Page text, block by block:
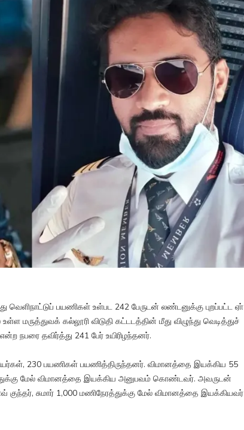
வெளிநாட்டுப் பயணிகள் உள்பட 242 பேருடன் லண்டனுக்கு புறப்பட்ட ஏா்
மருத்துவக் கல்லூரி விடுதி கட்டடத்தின் மீது விழுந்து வெடித்துச்
நபரை தவிர்த்து 241 பேர் உயிரிழந்தனர்.
230 பயணிகள் பயணித்திருந்தனர். விமானத்தை இயக்கிய 55
மேல் விமானத்தை இயக்கிய அனுபவம் கொண்டவர். அவருடன்
சுமார் 1,000 மணிநேரத்துக்கு மேல் விமானத்தை இயக்கியவர்